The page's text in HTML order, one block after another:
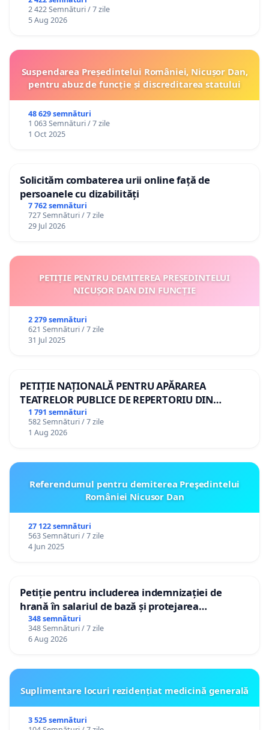
2 422 Semnături / 7 zile
5 Aug 2026
Suspendarea Președintelui României, Nicușor Dan,
pentru abuz de funcție și discreditarea statului
48 629 semnături
1 063 Semnături / 7 zile
1 Oct 2025
Solicităm combaterea urii online față de
persoanele cu dizabilități
7 762 semnături
727 Semnături / 7 zile
29 Jul 2026
PETIȚIE PENTRU DEMITEREA PREȘEDINTELUI
NICUȘOR DAN DIN FUNCȚIE
2 279 semnături
621 Semnături / 7 zile
31 Jul 2025
PETIȚIE NAȚIONALĂ PENTRU APĂRAREA
TEATRELOR PUBLICE DE REPERTORIU DIN
ROMÂNIA
1 791 semnături
582 Semnături / 7 zile
1 Aug 2026
Referendumul pentru demiterea Preşedintelui
României Nicusor Dan
27 122 semnături
563 Semnături / 7 zile
4 Jun 2025
Petiție pentru includerea indemnizației de
hrană în salariul de bază și protejarea
gradațiilor de vechime pentru asistenții
personali
348 semnături
348 Semnături / 7 zile
6 Aug 2026
Suplimentare locuri rezidențiat medicină generală
3 525 semnături